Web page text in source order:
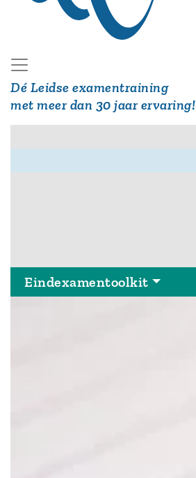
Dé Leidse examentraining
met meer dan 30 jaar ervaring!
Eindexamentoolkit